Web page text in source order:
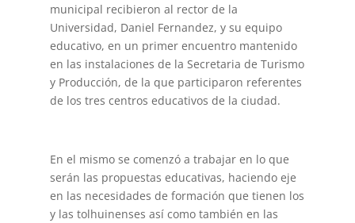
municipal recibieron al rector de la
Universidad, Daniel Fernandez, y su equipo
educativo, en un primer encuentro mantenido
en las instalaciones de la Secretaria de Turismo
y Producción, de la que participaron referentes
de los tres centros educativos de la ciudad.
En el mismo se comenzó a trabajar en lo que
serán las propuestas educativas, haciendo eje
en las necesidades de formación que tienen los
y las tolhuinenses así como también en las